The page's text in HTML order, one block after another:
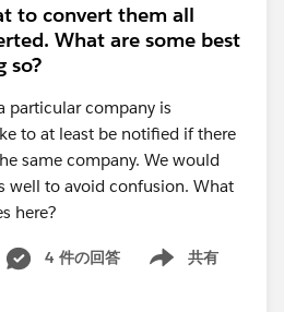
to convert them all
What are some best
so?
particular company is
to at least be notified if there
same company. We would
well to avoid confusion. What
here?
4 件の回答 共有
Show menu